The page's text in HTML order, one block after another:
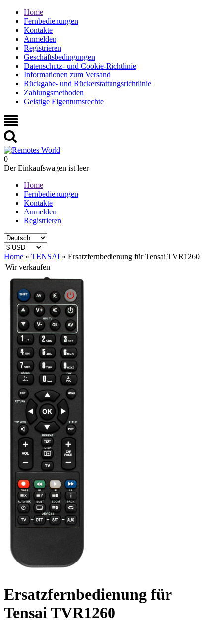
Home
Fernbedienungen
Kontakte
Anmelden
Registrieren
Geschäftsbedingungen
Datenschutz- und Cookie-Richtlinie
Informationen zum Versand
Rückgabe- und Rückerstattungsrichtlinie
Zahlungsmethoden
Geistige Eigentumsrechte
0
Der Einkaufswagen ist leer
Home
Fernbedienungen
Kontakte
Anmelden
Registrieren
Home » TENSAI » Ersatzfernbedienung für Tensai TVR1260
Wir verkaufen
Ersatzfernbedienung für
Tensai TVR1260